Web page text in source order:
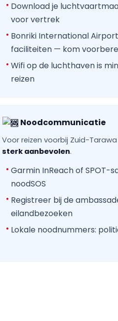
Download je
voor vertrek
Bonriki International
faciliteiten — kom
Wifi op de luchthaven is
reizen
Noodcommunicatie
Voor reizen voorbij Zuid-
sterk aanbevolen.
Garmin InReach of
noodSOS
Registreer bij de
eilandbezoeken
Lokale noodnummers: